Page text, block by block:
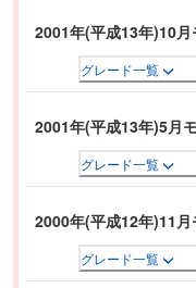
2001年(平成13年)10月
グレード一覧
2001年(平成13年)5月
グレード一覧
2000年(平成12年)11月
グレード一覧